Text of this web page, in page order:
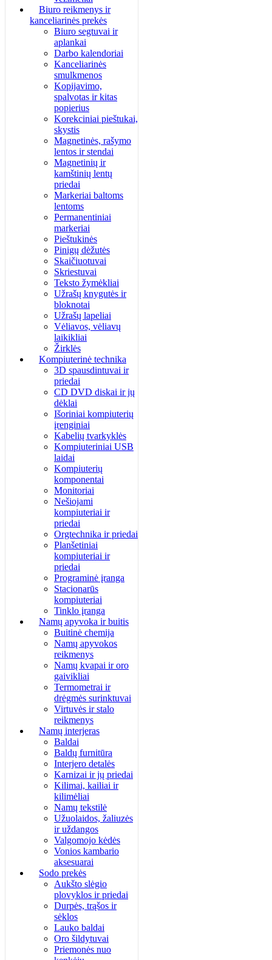
Biuro reikmenys ir
kanceliarinės prekės
Biuro segtuvai ir
aplankai
Darbo kalendoriai
Kanceliarinės
smulkmenos
Kopijavimo,
spalvotas ir kitas
popierius
Korekciniai pieštukai,
skystis
Magnetinės, rašymo
lentos ir stendai
Magnetinių ir
kamštinių lentų
priedai
Markeriai baltoms
lentoms
Permanentiniai
markeriai
Pieštukinės
Pinigų dėžutės
Skaičiuotuvai
Skriestuvai
Teksto žymėkliai
Užrašų knygutės ir
bloknotai
Užrašų lapeliai
Vėliavos, vėliavų
laikikliai
Žirklės
Kompiuterinė technika
3D spausdintuvai ir
priedai
CD DVD diskai ir jų
dėklai
Išoriniai kompiuterių
įrenginiai
Kabelių tvarkyklės
Kompiuteriniai USB
laidai
Kompiuterių
komponentai
Monitoriai
Nešiojami
kompiuteriai ir
priedai
Orgtechnika ir priedai
Planšetiniai
kompiuteriai ir
priedai
Programinė įranga
Stacionarūs
kompiuteriai
Tinklo įranga
Namų apyvoka ir buitis
Buitinė chemija
Namų apyvokos
reikmenys
Namų kvapai ir oro
gaivikliai
Termometrai ir
drėgmės surinktuvai
Virtuvės ir stalo
reikmenys
Namų interjeras
Baldai
Baldų furnitūra
Interjero detalės
Karnizai ir jų priedai
Kilimai, kailiai ir
kilimėliai
Namų tekstilė
Užuolaidos, žaliuzės
ir uždangos
Valgomojo kėdės
Vonios kambario
aksesuarai
Sodo prekės
Aukšto slėgio
plovyklos ir priedai
Durpės, trąšos ir
sėklos
Lauko baldai
Oro šildytuvai
Priemonės nuo